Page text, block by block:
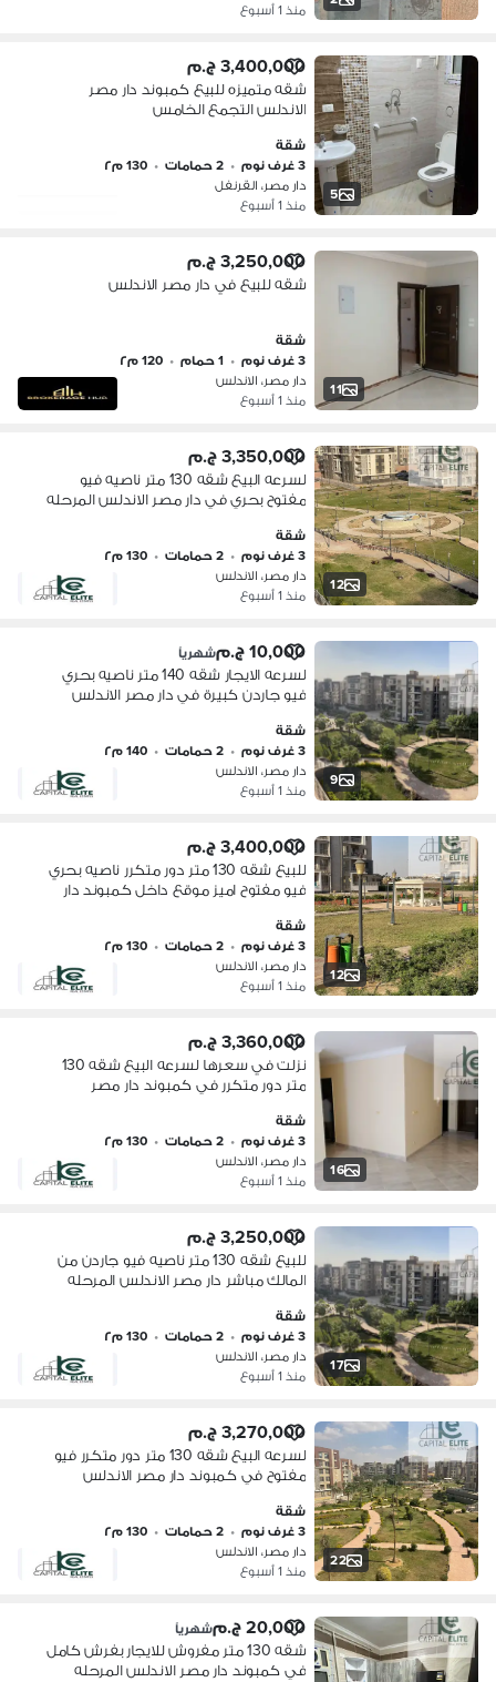
منذ 1 أسبوع
5
3,400,000 ج.م
شقه متميزه للبيع كمبوند دار مصر
الاندلس التجمع الخامس
شقة
3 غرف نوم
• 2 حمامات • 130 م٢
دار مصر، القرنفل
منذ 1 أسبوع
11
3,250,000 ج.م
شقه للبيع في دار مصر الاندلس
شقة
3 غرف نوم
• 1 حمام • 120 م٢
دار مصر، الاندلس
منذ 1 أسبوع
12
3,350,000 ج.م
لسرعه البيع شقه 130 متر ناصيه فيو
مفتوح بحري في دار مصر الاندلس المرحله
الخامس
شقة
3 غرف نوم
• 2 حمامات • 130 م٢
دار مصر، الاندلس
منذ 1 أسبوع
9
10,000 ج.م شهرياً
لسرعه الايجار شقه 140 متر ناصيه بحري
فيو جاردن كبيرة في دار مصر الاندلس
التجمع الخامس
شقة
3 غرف نوم
• 2 حمامات • 140 م٢
دار مصر، الاندلس
منذ 1 أسبوع
12
3,400,000 ج.م
للبيع شقه 130 متر دور متكرر ناصيه بحري
فيو مفتوح اميز موقع داخل كمبوند دار
شقة
3 غرف نوم
• 2 حمامات • 130 م٢
دار مصر، الاندلس
منذ 1 أسبوع
16
3,360,000 ج.م
نزلت في سعرها لسرعه البيع شقه 130
متر دور متكرر في كمبوند دار مصر
شقة
3 غرف نوم
• 2 حمامات • 130 م٢
دار مصر، الاندلس
منذ 1 أسبوع
17
3,250,000 ج.م
للبيع شقه 130 متر ناصيه فيو جاردن من
المالك مباشر دار مصر الاندلس المرحله
شقة
3 غرف نوم
• 2 حمامات • 130 م٢
دار مصر، الاندلس
منذ 1 أسبوع
22
3,270,000 ج.م
لسرعه البيع شقه 130 متر دور متكرر فيو
مفتوح في كمبوند دار مصر الاندلس
التسعين الجنوبي التجمع الخامس
شقة
3 غرف نوم
• 2 حمامات • 130 م٢
دار مصر، الاندلس
منذ 1 أسبوع
20,000 ج.م شهرياً
شقه 130 متر مفروش للايجار بفرش كامل
في كمبوند دار مصر الاندلس المرحله